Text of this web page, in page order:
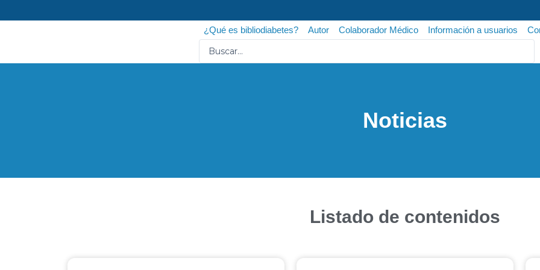
al
¿Qué es bibliodiabetes? Autor Colaborador Médico Información a usuarios
Noticias
Listado de contenidos